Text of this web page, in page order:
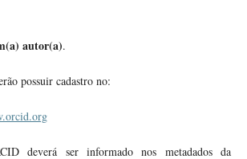
autor(a).
possuir cadastro no:
deverá ser informado nos metadados da